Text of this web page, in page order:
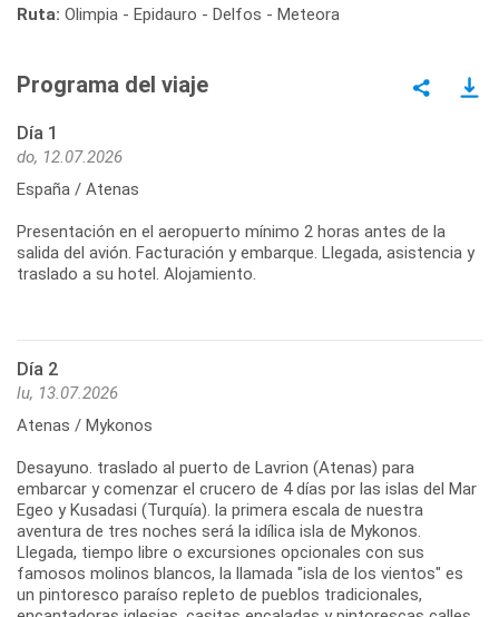
Ruta: Olimpia - Epidauro - Delfos - Meteora
Programa del viaje
Día 1
do, 12.07.2026
España / Atenas
Presentación en el aeropuerto mínimo 2 horas antes de la
salida del avión. Facturación y embarque. Llegada, asistencia y
traslado a su hotel. Alojamiento.
Día 2
lu, 13.07.2026
Atenas / Mykonos
Desayuno. traslado al puerto de Lavrion (Atenas) para
embarcar y comenzar el crucero de 4 días por las islas del Mar
Egeo y Kusadasi (Turquía). la primera escala de nuestra
aventura de tres noches será la idílica isla de Mykonos.
Llegada, tiempo libre o excursiones opcionales con sus
famosos molinos blancos, la llamada "isla de los vientos" es
un pintoresco paraíso repleto de pueblos tradicionales,